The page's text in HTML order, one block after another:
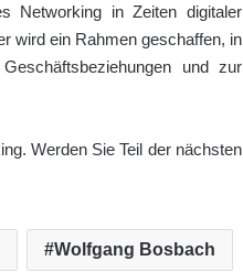
Networking in Zeiten digitaler
wird ein Rahmen geschaffen, in
und zur
Werden Sie Teil der nächsten
Wolfgang Bosbach